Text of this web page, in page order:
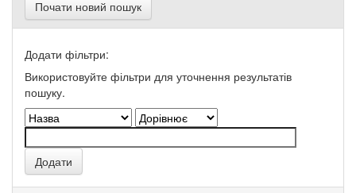
Почати новий пошук
Додати фільтри:
Використовуйте фільтри для уточнення результатів
пошуку.